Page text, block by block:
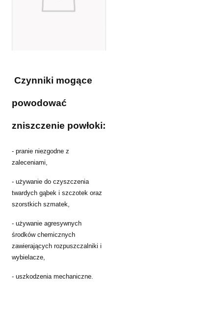
Czynniki mogące
powodować
zniszczenie powłoki:
- pranie niezgodne z
zaleceniami,
- używanie do czyszczenia
twardych gąbek i szczotek oraz
szorstkich szmatek,
- używanie agresywnych
środków chemicznych
zawierających rozpuszczalniki i
wybielacze,
- uszkodzenia mechaniczne.